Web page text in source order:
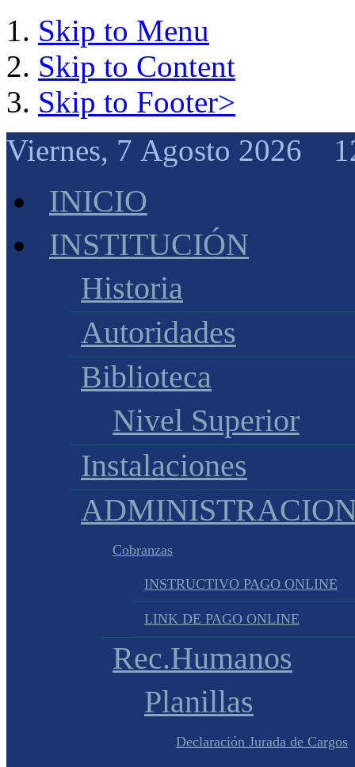
Skip to Menu
Skip to Content
Skip to Footer>
Viernes, 7 Agosto 2026
INICIO
INSTITUCIÓN
Historia
Autoridades
Biblioteca
Nivel Superior
Instalaciones
Cobranzas
INSTRUCTIVO PAGO ONLINE
LINK DE PAGO ONLINE
Rec.Humanos
Planillas
Declaración Jurada de Cargos